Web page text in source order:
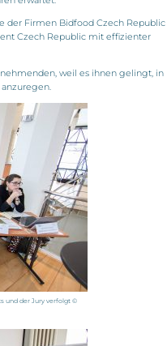
der Firmen Bidfood Czech Republic
Czech Republic mit effizienter
weil es ihnen gelingt, in
und der Jury verfolgt ©